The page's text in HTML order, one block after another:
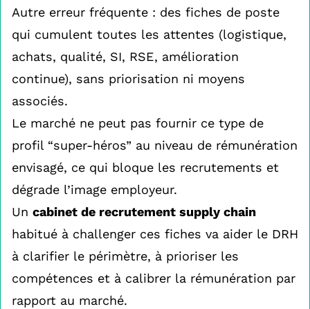
Autre erreur fréquente : des fiches de poste
qui cumulent toutes les attentes (logistique,
achats, qualité, SI, RSE, amélioration
continue), sans priorisation ni moyens
associés.
Le marché ne peut pas fournir ce type de
profil “super-héros” au niveau de rémunération
envisagé, ce qui bloque les recrutements et
dégrade l’image employeur.
Un cabinet de recrutement supply chain
habitué à challenger ces fiches va aider le DRH
à clarifier le périmètre, à prioriser les
compétences et à calibrer la rémunération par
rapport au marché.